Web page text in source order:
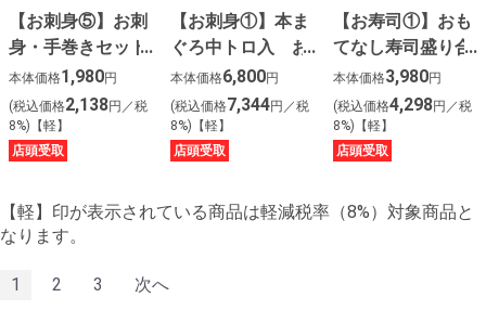
【お刺身⑤】お刺
身・手巻きセット
（つま無し）
本体価格1,980円
(税込価格2,138円／税
8%)【軽】
店頭受取
【お刺身①】本ま
ぐろ中トロ入 お
刺身盛合せ１６点
盛
本体価格6,800円
(税込価格7,344円／税
8%)【軽】
店頭受取
【お寿司①】おも
てなし寿司盛り合
わせ
本体価格3,980円
(税込価格4,298円／税
8%)【軽】
店頭受取
【軽】印が表示されている商品は軽減税率（8%）対象商品と
なります。
1 2 3 次へ